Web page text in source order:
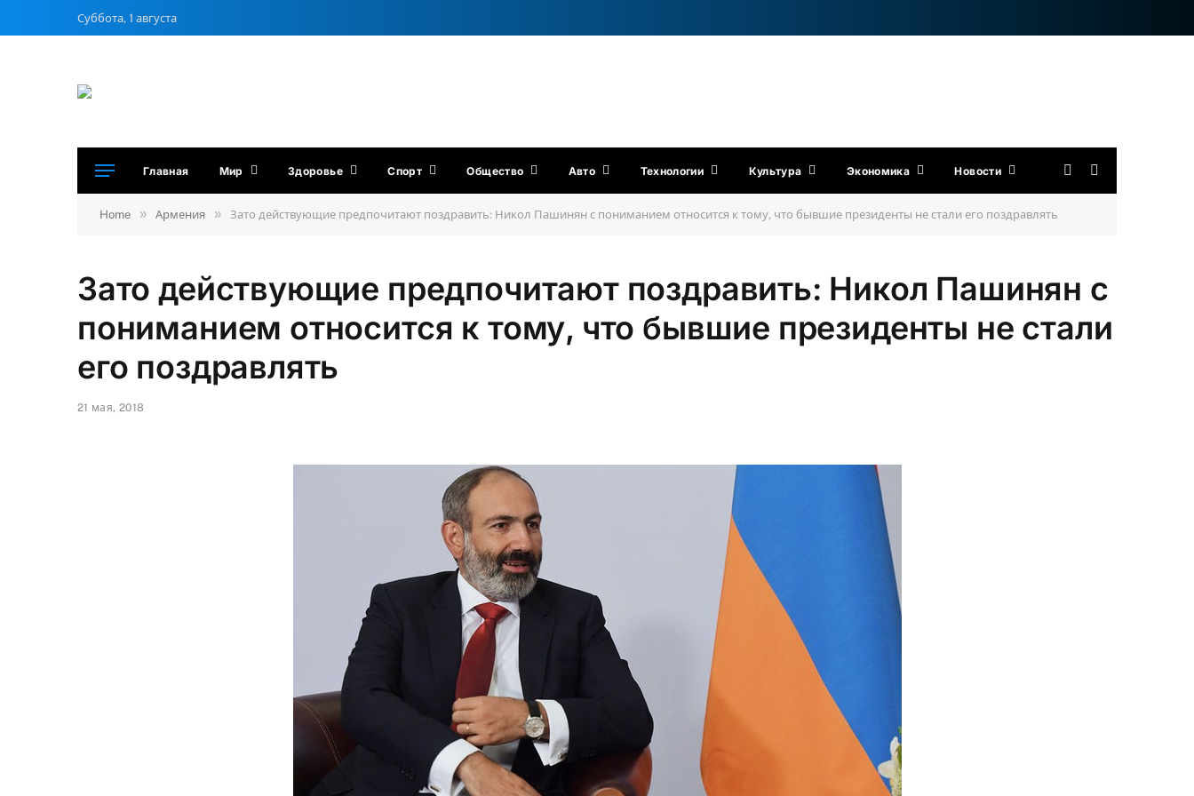
Суббота, 1 августа
Главная Мир Здоровье Спорт Общество Авто Технологии Культура Экономика Новости
Home » Армения » Зато действующие предпочитают поздравить: Никол Пашинян с пониманием относится к тому, что бывшие президенты не стали его поздравлять
Зато действующие предпочитают поздравить: Никол Пашинян с
пониманием относится к тому, что бывшие президенты не стали
его поздравлять
21 мая, 2018